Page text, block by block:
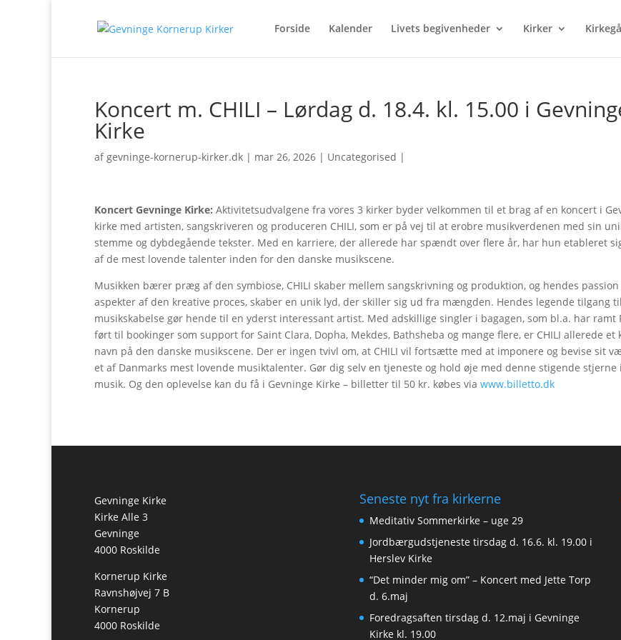
Forside Kalender Livets begivenheder Kirker
Koncert m. CHILI – Lørdag d. 18.4. kl. 15.00 i
Kirke
afgevninge-kornerup-kirker.dk | mar 26, 2026 | Uncategorised |
Koncert Gevninge Kirke: Aktivitetsudvalgene fra vores 3 kirker byder velkommen til et brag af en koncert i
kirke med artisten, sangskriveren og produceren CHILI, som er på vej til at erobre musikverdenen med sin
stemme og dybdegående tekster. Med en karriere, der allerede har spændt over flere år, har hun etableret
af de mest lovende talenter inden for den danske musikscene.
Musikken bærer præg af den symbiose, CHILI skaber mellem sangskrivning og produktion, og hendes
aspekter af den kreative proces, skaber en unik lyd, der skiller sig ud fra mængden. Hendes legende tilgang til
musikskabelse gør hende til en yderst interessant artist. Med adskillige singler i bagagen, som bl.a. har ramt
ført til bookinger som support for Saint Clara, Dopha, Mekdes, Bathsheba og mange flere, er CHILI allerede et
navn på den danske musikscene. Der er ingen tvivl om, at CHILI vil fortsætte med at imponere og bevise sit
et af Danmarks mest lovende musiktalenter. Gør dig selv en tjeneste og hold øje med denne stigende stjerne
musik. Og den oplevelse kan du få i Gevninge Kirke – billetter til 50 kr. købes via www.billetto.dk
Gevninge Kirke
Kirke Alle 3
Gevninge
4000 Roskilde
Kornerup Kirke
Ravnshøjvej 7 B
Kornerup
4000 Roskilde
Seneste nyt fra kirkerne
Meditativ Sommerkirke – uge 29
Jordbærgudstjeneste tirsdag d. 16.6. kl. 19.00 i
Herslev Kirke
“Det minder mig om” – Koncert med Jette Torp
d. 6.maj
Foredragsaften tirsdag d. 12.maj i Gevninge
Kirke kl. 19.00